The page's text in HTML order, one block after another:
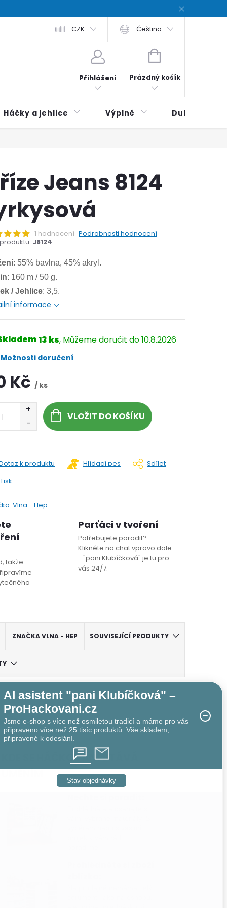
podmínky Zásady ochrana osobních údajů / Privacy
CZK Čeština
Přihlášení
NÁKUPNÍ
Prázdný košík
Háčky a jehlice Výplně Duhová
Jeans 8124
1 hodnocení Podrobnosti hodnocení
J8124
: 55% bavlna, 45% akryl.
: 160 m / 50 g.
/ Jehlice: 3,5.
informace
13 ks 10.8.2026
Možnosti doručení
Kč / ks
VLOŽIT DO KOŠÍKU
Tisk
k produktu Hlídací pes Sdílet
Vlna - Hep
takže
Parťáci v tvoření
Potřebujete poradit?
Klikněte na chat vpravo dole
- "pani Klubíčková" je tu pro
vás 24/7.
ZNAČKAVLNA - HEP SOUVISEJÍCÍ PRODUKTY
KDE SE HÁČKOVÁNÍ STÁVÁ
UMĚNÍM
AI asistent "pani Klubíčková" –
ProHackovani.cz
Jsme e-shop s více než osmiletou tradicí a máme pro vás
připraveno více než 25 tisíc produktů. Vše skladem,
připravené k odeslání.
Stav objednávky